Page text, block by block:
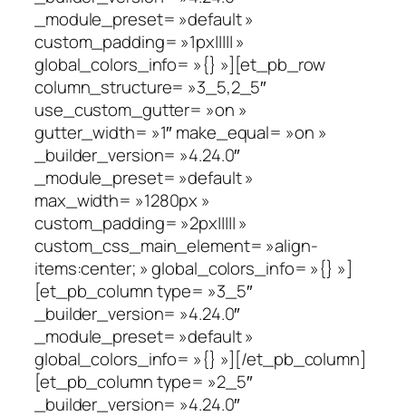
_module_preset= »default »
custom_padding= »1px||||| »
global_colors_info= »{} »][et_pb_row
column_structure= »3_5,2_5″
use_custom_gutter= »on »
gutter_width= »1″ make_equal= »on »
_builder_version= »4.24.0″
_module_preset= »default »
max_width= »1280px »
custom_padding= »2px||||| »
custom_css_main_element= »align-
items:center; » global_colors_info= »{} »]
[et_pb_column type= »3_5″
_builder_version= »4.24.0″
_module_preset= »default »
global_colors_info= »{} »][/et_pb_column]
[et_pb_column type= »2_5″
_builder_version= »4.24.0″